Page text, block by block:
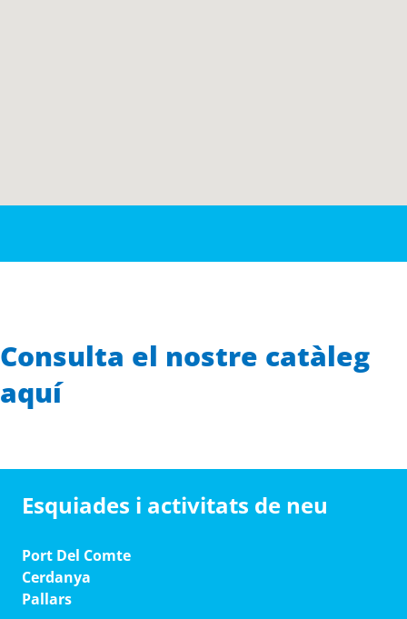
Consulta el nostre catàleg
aquí
Esquiades i activitats de neu
Port Del Comte
Cerdanya
Pallars